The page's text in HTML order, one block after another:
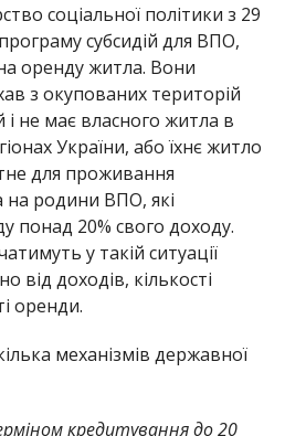
соціальної політики з 29
субсидій для ВПО,
оренду житла. Вони
з окупованих територій
і не має власного житла в
України, або їхнє житло
для проживання
на родини ВПО, які
понад 20% свого доходу.
у такій ситуації
від доходів, кількості
оренди.
механізмів державної
кредитування до 20